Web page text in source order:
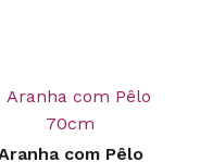
com Pêlo